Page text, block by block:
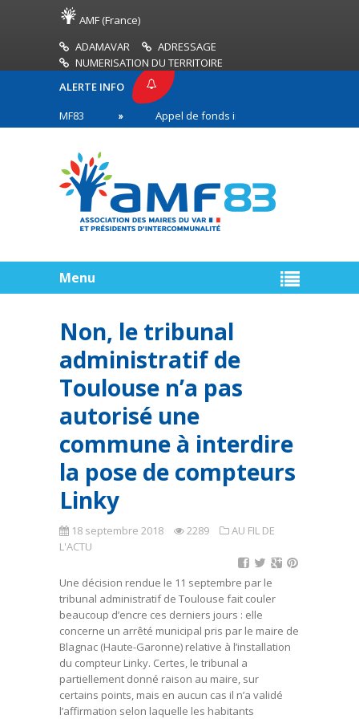
AMF (France)
ADAMAVAR
ADRESSAGE
NUMERISATION DU TERRITOIRE
ALERTE INFO
Appel de fonds incendies de forêt
première ligne
Menu
Non, le tribunal
administratif de
Toulouse n’a pas
autorisé une
commune à interdire
la pose de compteurs
Linky
18 septembre 2018 2289
AU FIL DE
L'ACTU
Une décision rendue le 11 septembre par le
tribunal administratif de Toulouse fait couler
beaucoup d’encre ces derniers jours : elle
concerne un arrêté municipal pris par le maire de
Blagnac (Haute-Garonne) relative à l’installation
du compteur Linky. Certes, le tribunal a
partiellement donné raison au maire, sur
certains points, mais en aucun cas il n’a validé
l’affirmation selon laquelle les habitants